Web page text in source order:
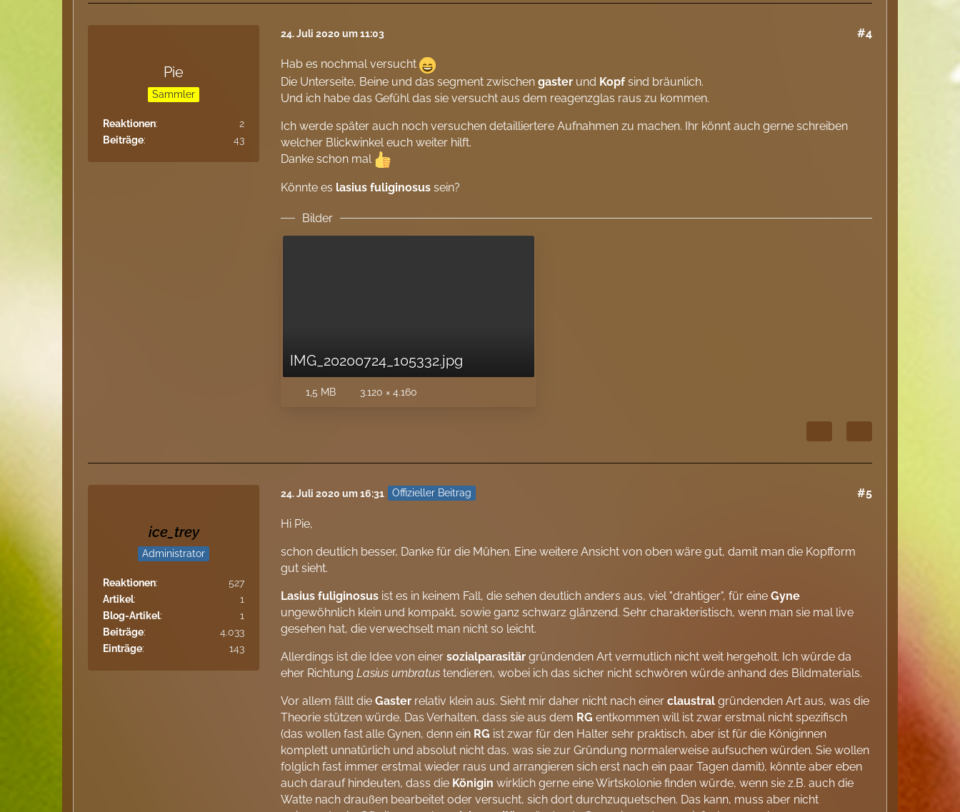
Pie
Sammler
Reaktionen
2
Beiträge
43
24. Juli 2020 um 11:03 #4
Hab es nochmal versucht
Die Unterseite, Beine und das segment zwischengaster und Kopfsind bräunlich.
Und ich habe das Gefühl das sie versucht aus dem reagenzglas raus zu kommen.
Ich werde später auch noch versuchen detailliertere Aufnahmen zu machen. Ihr könnt auch gerne schreiben
welcher Blickwinkel euch weiter hilft.
Danke schon mal
Könnte es lasius fuliginosus sein?
Bilder
IMG_20200724_105332.jpg
1,5 MB 3.120 × 4.160
ice_trey
Administrator
Reaktionen
527
Artikel
1
Blog-Artikel
1
Beiträge
4.033
Einträge
143
24. Juli 2020 um 16:31 Offizieller Beitrag #5
Hi Pie,
schon deutlich besser, Danke für die Mühen. Eine weitere Ansicht von oben wäre gut, damit man die Kopfform
gut sieht.
Lasius fuliginosus ist es in keinem Fall, die sehen deutlich anders aus, viel "drahtiger", für eineGyne
ungewöhnlich klein und kompakt, sowie ganz schwarz glänzend. Sehr charakteristisch, wenn man sie mal live
gesehen hat, die verwechselt man nicht so leicht.
Allerdings ist die Idee von einersozialparasitär gründenden Art vermutlich nicht weit hergeholt. Ich würde da
eher RichtungLasius umbratus tendieren, wobei ich das sicher nicht schwören würde anhand des Bildmaterials.
Vor allem fällt dieGaster relativ klein aus. Sieht mir daher nicht nach einerclaustral gründenden Art aus, was die
Theorie stützen würde. Das Verhalten, dass sie aus dem RG entkommen will ist zwar erstmal nicht spezifisch
(das wollen fast alle Gynen, denn ein RG ist zwar für den Halter sehr praktisch, aber ist für die Königinnen
komplett unnatürlich und absolut nicht das, was sie zur Gründung normalerweise aufsuchen würden. Sie wollen
folglich fast immer erstmal wieder raus und arrangieren sich erst nach ein paar Tagen damit), könnte aber eben
auch darauf hindeuten, dass die Königin wirklich gerne eine Wirtskolonie finden würde, wenn sie z.B. auch die
Watte nach draußen bearbeitet oder versucht, sich dort durchzuquetschen. Das kann, muss aber nicht